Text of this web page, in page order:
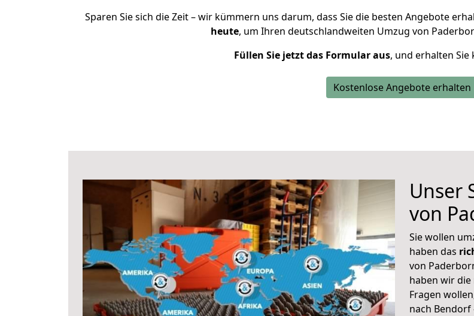
Sparen Sie sich die Zeit – wir kümmern uns darum, dass Sie die besten Angebote
heute, um Ihren deutschlandweiten Umzug von
Füllen Sie jetzt das Formular aus, und erhalten Sie
Kostenlose Angebote erhalten
Unser
von
Sie wollen
haben das
von
haben wir
Fragen
nach Bendorf